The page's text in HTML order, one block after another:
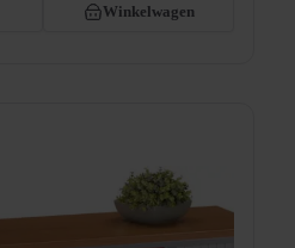
Winkelwagen